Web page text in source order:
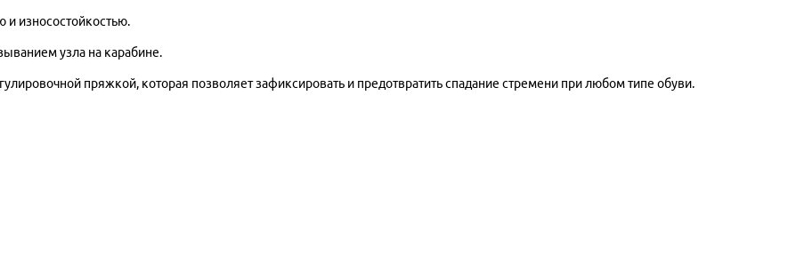
и износостойкостью.
узла на карабине.
пряжкой, которая позволяет зафиксировать и предотвратить спадание стремени при любом типе обуви.